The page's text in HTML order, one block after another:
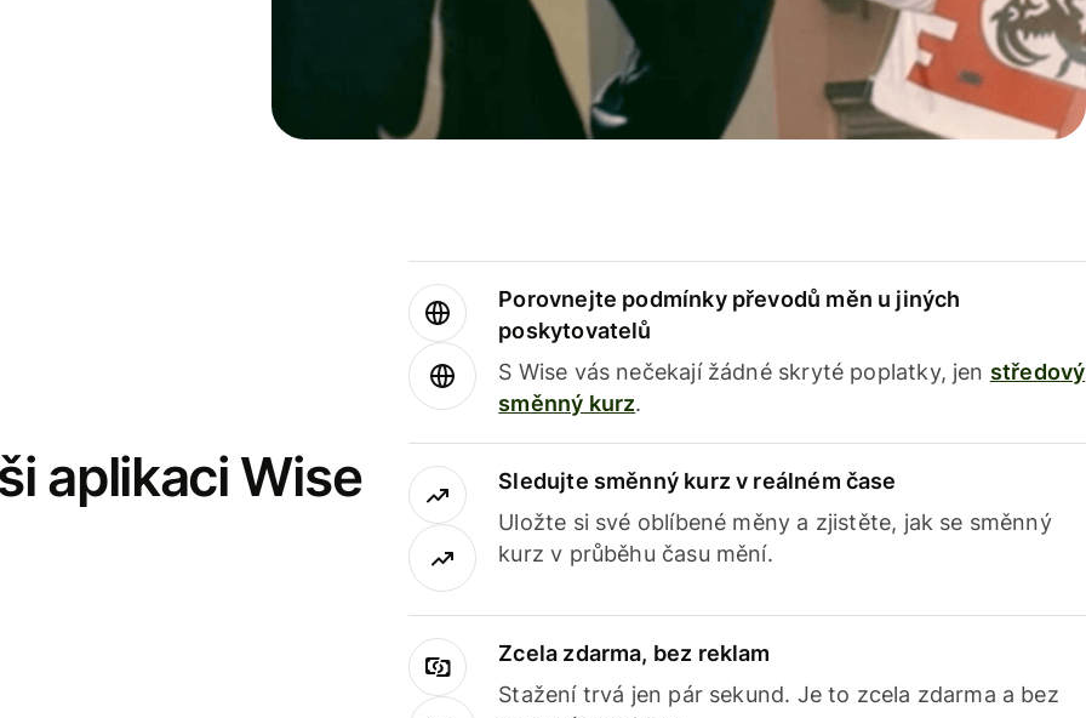
aplikaci Wise
Porovnejte podmínky převodů měn u jiných
poskytovatelů
S Wise vás nečekají žádné skryté poplatky, jen středový
směnný kurz.
Sledujte směnný kurz v reálném čase
Uložte si své oblíbené měny a zjistěte, jak se směnný
kurz v průběhu času mění.
Zcela zdarma, bez reklam
Stažení trvá jen pár sekund. Je to zcela zdarma a bez